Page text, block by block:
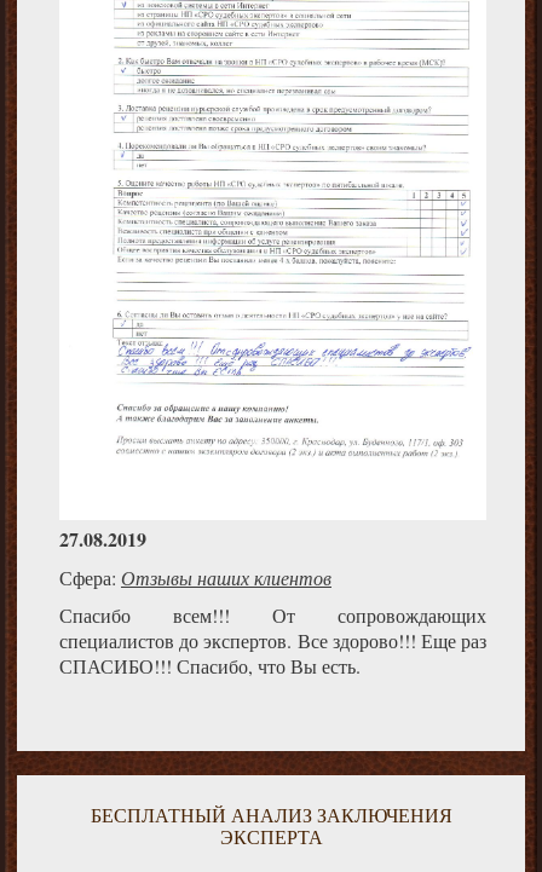
27.08.2019
Сфера: Отзывы наших клиентов
Спасибо всем!!! От сопровождающих
специалистов до экспертов. Все здорово!!! Еще раз
СПАСИБО!!! Спасибо, что Вы есть.
БЕСПЛАТНЫЙ АНАЛИЗ ЗАКЛЮЧЕНИЯ
ЭКСПЕРТА